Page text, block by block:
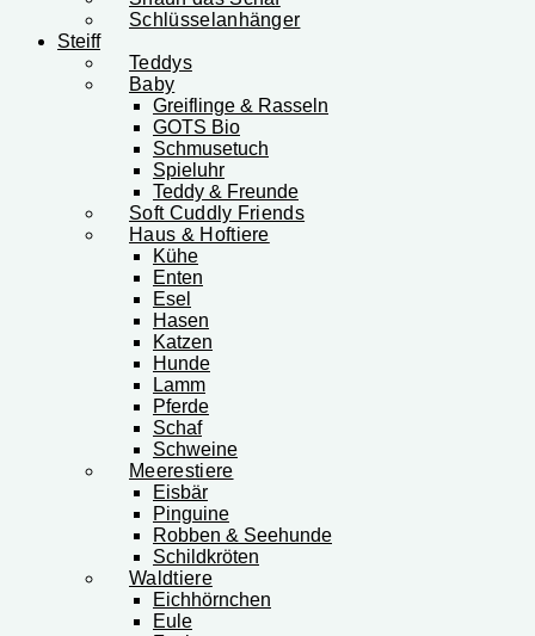
Schlüsselanhänger
Steiff
Teddys
Baby
Greiflinge & Rasseln
GOTS Bio
Schmusetuch
Spieluhr
Teddy & Freunde
Soft Cuddly Friends
Haus & Hoftiere
Kühe
Enten
Esel
Hasen
Katzen
Hunde
Lamm
Pferde
Schaf
Schweine
Meerestiere
Eisbär
Pinguine
Robben & Seehunde
Schildkröten
Waldtiere
Eichhörnchen
Eule